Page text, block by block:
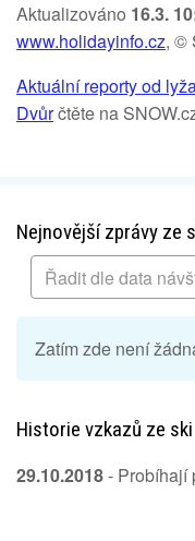
Aktualizováno 16.3.
www.holidayinfo.cz, ©
Aktuální reporty od
Dvůrčtěte na
Nejnovější zprávy ze
Řadit dle data
Zatím zde není
Historie vzkazů ze
29.10.2018- Probíhají